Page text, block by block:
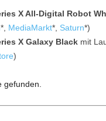
XAll-Digital Robot
*, MediaMarkt*, Saturn*)
X Galaxy Blackmit
)
gefunden.